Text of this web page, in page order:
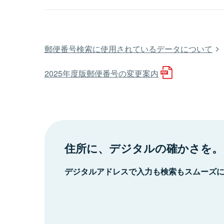
郵便番号検索に使用されているデータについて
2025年度版郵便番号の変更案内
住所に、デジタルの確かさを。
デジタルアドレスで入力も検索もスムーズ